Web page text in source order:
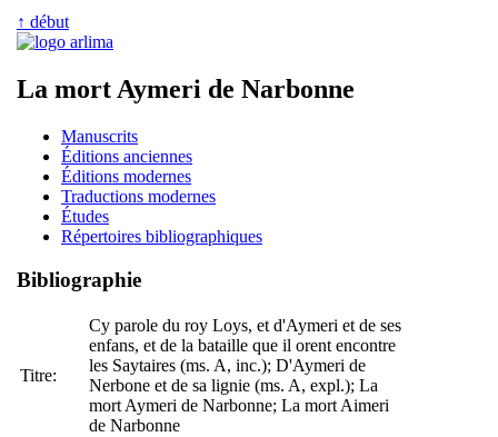
↑ début
La mort Aymeri de Narbonne
Manuscrits
Éditions anciennes
Éditions modernes
Traductions modernes
Études
Répertoires bibliographiques
Bibliographie
Titre:
Cy parole du roy Loys, et d'Aymeri et de ses
enfans, et de la bataille que il orent encontre
les Saytaires (ms. A, inc.); D'Aymeri de
Nerbone et de sa lignie (ms. A, expl.); La
mort Aymeri de Narbonne; La mort Aimeri
de Narbonne